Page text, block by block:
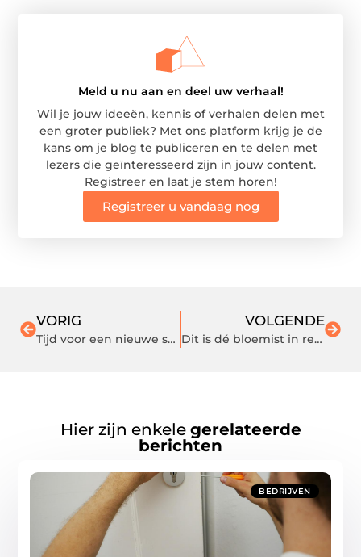
Meld u nu aan en deel uw verhaal!
Wil je jouw ideeën, kennis of verhalen delen met
een groter publiek? Met ons platform krijg je de
kans om je blog te publiceren en te delen met
lezers die geïnteresseerd zijn in jouw content.
Registreer en laat je stem horen!
Registreer u vandaag nog
VORIG
Tijd voor een nieuwe start
VOLGENDE
Dit is dé bloemist in regio Woudenberg
Hier zijn enkele gerelateerde
berichten
BEDRIJVEN